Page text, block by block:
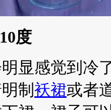
度
显感觉到冷
制 袄裙或者